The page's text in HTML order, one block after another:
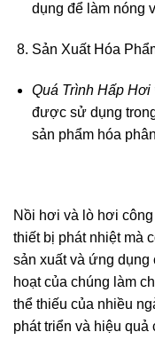
dụng để làm nóng
Sản Xuất Hóa
Quá Trình Hấp Hơi
được sử dụng
sản phẩm hóa
Nồi hơi và lò hơi
thiết bị phát nhiệt mà
sản xuất và ứng
hoạt của chúng làm
thể thiếu của nhiều
phát triển và hiệu quả